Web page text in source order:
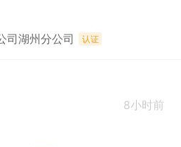
司湖州分公司 认证
8小时前